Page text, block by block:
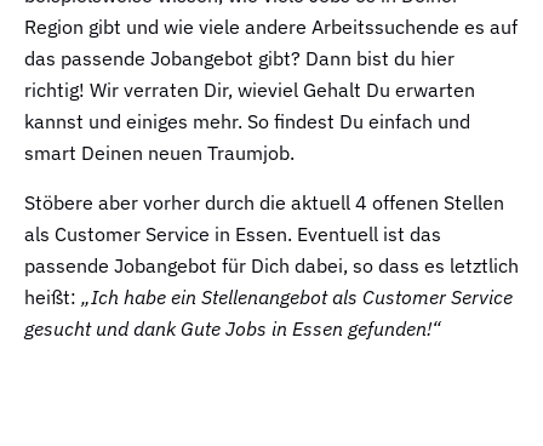
Region gibt und wie viele andere Arbeitssuchende es auf
das passende Jobangebot gibt? Dann bist du hier
richtig! Wir verraten Dir, wieviel Gehalt Du erwarten
kannst und einiges mehr. So findest Du einfach und
smart Deinen neuen Traumjob.
Stöbere aber vorher durch die aktuell 4 offenen Stellen
als Customer Service in Essen. Eventuell ist das
passende Jobangebot für Dich dabei, so dass es letztlich
heißt: „Ich habe ein Stellenangebot als Customer Service
gesucht und dank Gute Jobs in Essen gefunden!“